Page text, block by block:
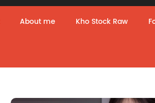
About me Kho Stock Raw